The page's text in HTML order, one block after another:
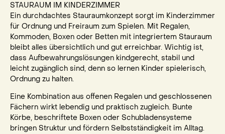
STAURAUM IM KINDERZIMMER
Ein durchdachtes Stauraumkonzept sorgt im Kinderzimmer
für Ordnung und Freiraum zum Spielen. Mit Regalen,
Kommoden, Boxen oder Betten mit integriertem Stauraum
bleibt alles übersichtlich und gut erreichbar. Wichtig ist,
dass Aufbewahrungslösungen kindgerecht, stabil und
leicht zugänglich sind, denn so lernen Kinder spielerisch,
Ordnung zu halten.
Eine Kombination aus offenen Regalen und geschlossenen
Fächern wirkt lebendig und praktisch zugleich. Bunte
Körbe, beschriftete Boxen oder Schubladensysteme
bringen Struktur und fördern Selbstständigkeit im Alltag.